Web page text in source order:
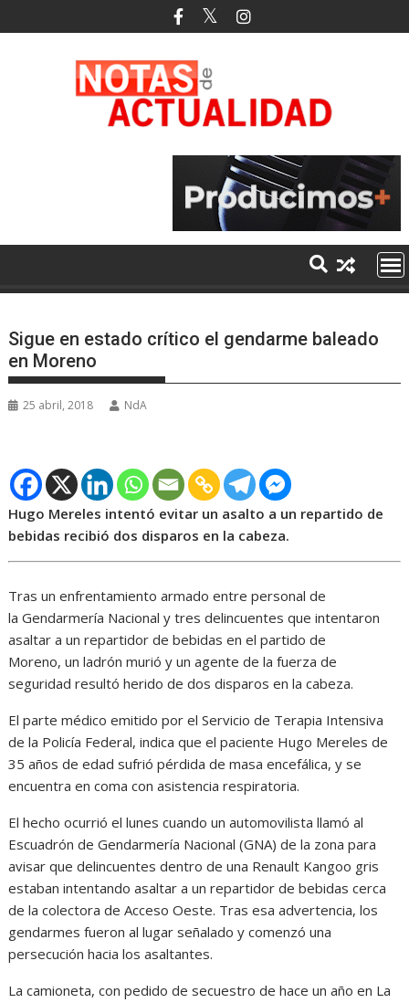
al
Sigue en estado crítico el gendarme baleado
en Moreno
25 abril, 2018 NdA
Hugo Mereles intentó evitar un asalto a un repartido de
bebidas recibió dos disparos en la cabeza.
Tras un enfrentamiento armado entre personal de
la Gendarmería Nacional y tres delincuentes que intentaron
asaltar a un repartidor de bebidas en el partido de
Moreno, un ladrón murió y un agente de la fuerza de
seguridad resultó herido de dos disparos en la cabeza.
El parte médico emitido por el Servicio de Terapia Intensiva
de la Policía Federal, indica que el paciente Hugo Mereles de
35 años de edad sufrió pérdida de masa encefálica, y se
encuentra en coma con asistencia respiratoria.
El hecho ocurrió el lunes cuando un automovilista llamó al
Escuadrón de Gendarmería Nacional (GNA) de la zona para
avisar que delincuentes dentro de una Renault Kangoo gris
estaban intentando asaltar a un repartidor de bebidas cerca
de la colectora de Acceso Oeste. Tras esa advertencia, los
gendarmes fueron al lugar señalado y comenzó una
persecución hacia los asaltantes.
La camioneta, con pedido de secuestro de hace un año en La